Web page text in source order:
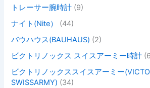
トレーサー腕時計 (9)
ナイト(Nite）
(44)
バウハウス(BAUHAUS) (2)
ビクトリノックス スイスアーミー時計
ビクトリノックススイスアーミー
SWISSARMY) (34)